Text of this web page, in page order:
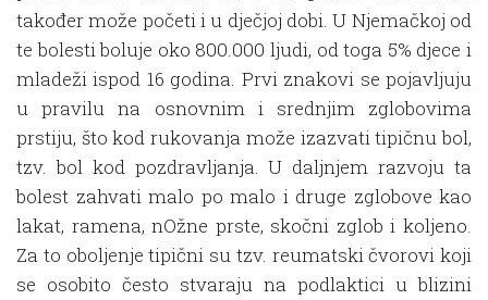
također može početi i u dječjoj dobi. U Njemačkoj od
te bolesti boluje oko 800.000 ljudi, od toga 5% djece i
mladeži ispod 16 godina. Prvi znakovi se pojavljuju
u pravilu na osnovnim i srednjim zglobovima
prstiju, što kod rukovanja može izazvati tipičnu bol,
tzv. bol kod pozdravljanja. U daljnjem razvoju ta
bolest zahvati malo po malo i druge zglobove kao
lakat, ramena, nOžne prste, skočni zglob i koljeno.
Za to oboljenje tipični su tzv. reumatski čvorovi koji
se osobito često stvaraju na podlaktici u blizini